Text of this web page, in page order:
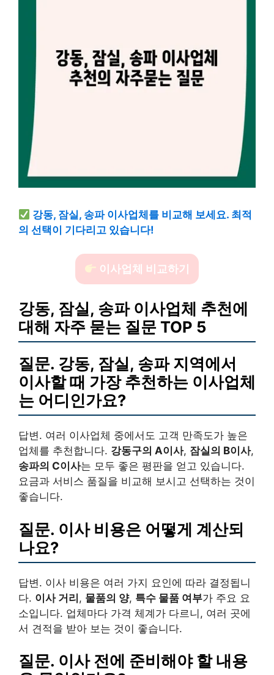
강동, 잠실, 송파 이사업체를 비교해 보세요. 최적
의 선택이 기다리고 있습니다!
이사업체 비교하기
강동, 잠실, 송파 이사업체 추천에
대해 자주 묻는 질문 TOP 5
질문. 강동, 잠실, 송파 지역에서
이사할 때 가장 추천하는 이사업체
는 어디인가요?
답변. 여러 이사업체 중에서도 고객 만족도가 높은
업체를 추천합니다. 강동구의 A이사, 잠실의 B이사,
송파의 C이사는 모두 좋은 평판을 얻고 있습니다.
요금과 서비스 품질을 비교해 보시고 선택하는 것이
좋습니다.
질문. 이사 비용은 어떻게 계산되
나요?
답변. 이사 비용은 여러 가지 요인에 따라 결정됩니
다. 이사 거리, 물품의 양, 특수 물품 여부가 주요 요
소입니다. 업체마다 가격 체계가 다르니, 여러 곳에
서 견적을 받아 보는 것이 좋습니다.
질문. 이사 전에 준비해야 할 내용